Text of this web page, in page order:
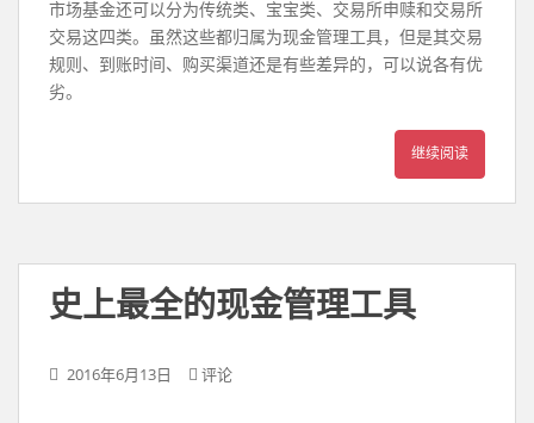
市场基金还可以分为传统类、宝宝类、交易所申赎和交易所
交易这四类。虽然这些都归属为现金管理工具，但是其交易
规则、到账时间、购买渠道还是有些差异的，可以说各有优
劣。
继续阅读
史上最全的现金管理工具
2016年6月13日 评论